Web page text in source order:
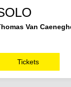
Van
Tickets